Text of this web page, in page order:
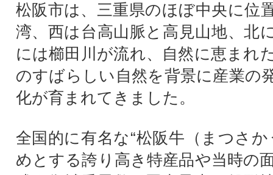
松阪市は、三重県のほぼ中央に位
湾、西は台高山脈と高見山地、北
には櫛田川が流れ、自然に恵まれ
のすばらしい自然を背景に産業の
化が育まれてきました。
全国的に有名な“松阪牛（まつさ
めとする誇り高き特産品や当時の